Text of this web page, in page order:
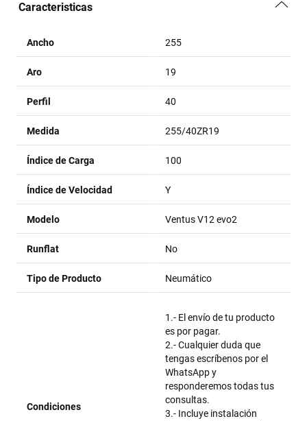
Caracteristicas
Ancho 255
Aro 19
Perfil 40
Medida 255/40ZR19
Índice de Carga 100
Índice de Velocidad Y
Modelo Ventus V12 evo2
Runflat No
Tipo de Producto Neumático
Condiciones
1.- El envío de tu producto
es por pagar.
2.- Cualquier duda que
tengas escríbenos por el
WhatsApp y
responderemos todas tus
consultas.
3.- Incluye instalación